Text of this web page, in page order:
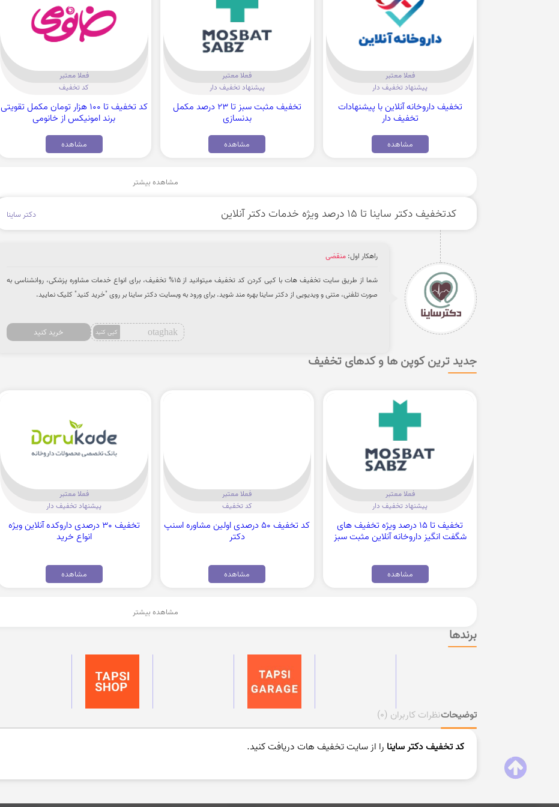
فعلا معتبر
پیشنهاد تخفیف دار
تخفیف داروخانه آنلاین با پیشنهادات
تخفیف دار
مشاهده
فعلا معتبر
پیشنهاد تخفیف دار
تخفیف مثبت سبز تا 23 درصد مکمل
بدنسازی
مشاهده
فعلا معتبر
کد تخفیف
کد تخفیف تا 100 هزار تومان مکمل تقویتی
برند امونیکس از خانومی
مشاهده
مشاهده بیشتر
کدتخفیف دکتر ساینا تا 15 درصد ویژه خدمات دکتر آنلاین دکتر ساینا
راهکار اول:منقضی
شما از طریق سایت تخفیف هات با کپی کردن کد تخفیف میتوانید از 15% تخفیف، برای انواع خدمات مشاوره پزشکی، روانشناسی به
صورت تلفنی، متنی و ویدیویی از دکتر ساینا بهره مند شوید. برای ورود به وبسایت دکتر ساینا بر روی "خرید کنید" کلیک نمایید.
otaghak کپی کنید خرید کنید
جدید ترین کوپن ها و کدهای تخفیف
فعلا معتبر
پیشنهاد تخفیف دار
تخفیف تا 15 درصد ویژه تخفیف های
شگفت انگیز داروخانه آنلاین مثبت سبز
مشاهده
فعلا معتبر
کد تخفیف
کد تخفیف 50 درصدی اولین مشاوره اسنپ
دکتر
مشاهده
فعلا معتبر
پیشنهاد تخفیف دار
تخفیف 30 درصدی داروکده آنلاین ویژه
انواع خرید
مشاهده
مشاهده بیشتر
برندها
توضیحاتنظرات کاربران (0)
کد تخفیف دکتر ساینا را از سایت تخفیف هات دریافت کنید.